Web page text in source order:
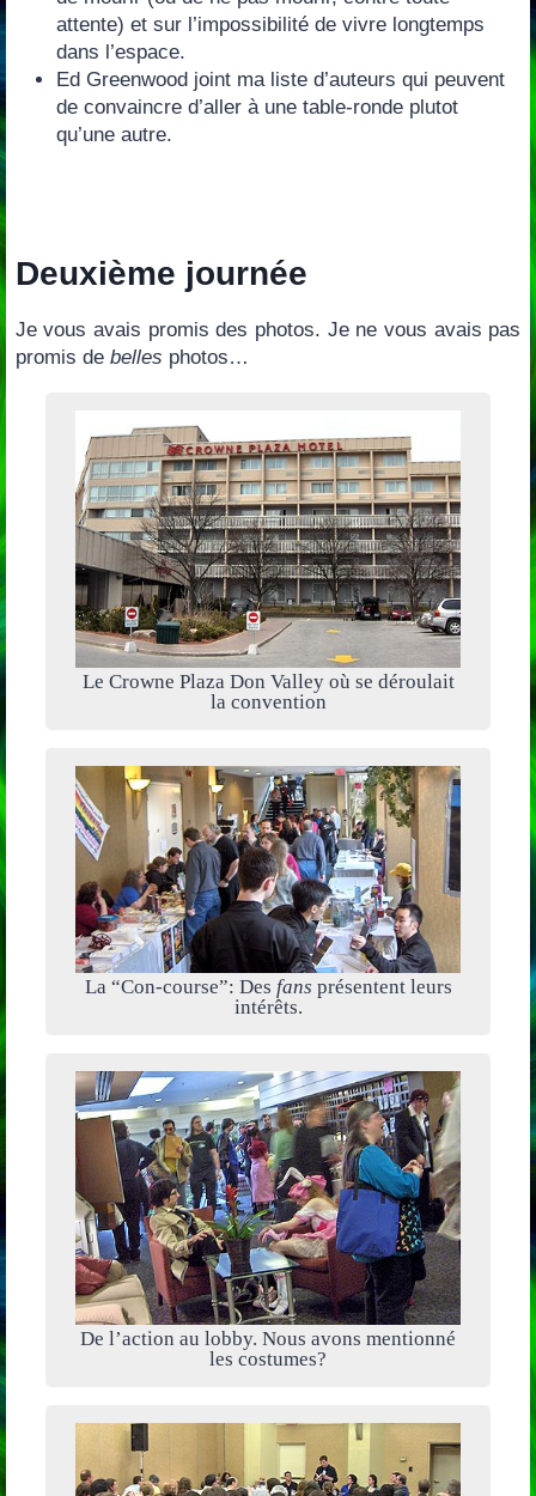
attente‭) ‬et sur l’impossibilité de vivre longtemps
dans l’espace.
Ed Greenwood joint ma liste d’auteurs qui peuvent
de convaincre d’aller à une table-ronde plutot
qu’une autre.
Deuxième journée
Je vous avais promis des photos. Je ne vous avais pas
promis de belles photos…
Le Crowne Plaza Don Valley où se déroulait
la convention
La “Con-course”: Des fans présentent leurs
intérêts.
De l’action au lobby. Nous avons mentionné
les costumes?